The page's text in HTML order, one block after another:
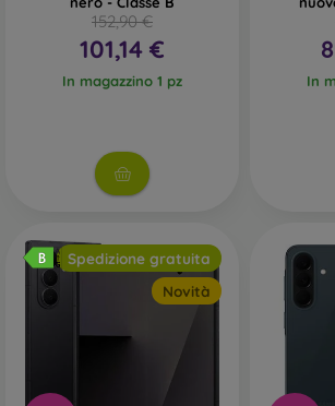
152,90 €
101,14 €
In magazzino 1 pz In
Spedizione gratuita
Novità